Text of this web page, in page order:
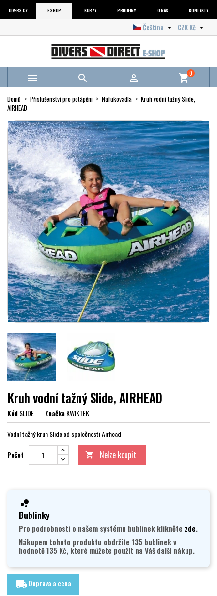
DIVERS.CZ E-SHOP KURZY PRODEJNY O NÁS KONTAKTY
CZK Kč 
Čeština 
   shopping_cart0
Domů Příslušenství pro potápění Nafukovadla
Kruh vodní tažný Slide,
AIRHEAD
Kruh vodní tažný Slide, AIRHEAD
KódSLIDE ZnačkaKWIKTEK
Vodní tažný kruh Slide od společnosti Airhead
Počet  Nelze koupit
Bublinky
Pro podrobnosti o našem systému bublinek klikněte zde.
Nákupem tohoto produktu obdržíte 135 bublinek v
hodnotě 135 Kč, které můžete použít na Váš další nákup.
local_shipping Doprava a cena